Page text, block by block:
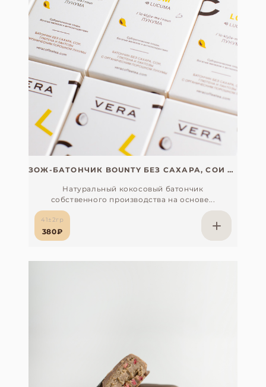
ЗОЖ-БАТОНЧИК BOUNTY БЕЗ САХАРА, СОИ И ГЛЮТЕНА (VEGAN) С ОРГАНИЧЕСКИМ ЭКСТРАКТОМ ЛУКУМЫ
Натуральный кокосовый батончик
собственного производства на основе...
41±2гр
380₽